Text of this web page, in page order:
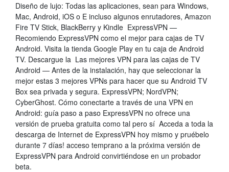
Diseño de lujo: Todas las aplicaciones, sean para Windows,
Mac, Android, iOS o E incluso algunos enrutadores, Amazon
Fire TV Stick, BlackBerry y Kindle ExpressVPN —
Recomiendo ExpressVPN como el mejor para cajas de TV
Android. Visita la tienda Google Play en tu caja de Android
TV. Descargue la Las mejores VPN para las cajas de TV
Android — Antes de la instalación, hay que seleccionar la
mejor estas 3 mejores VPNs para hacer que su Android TV
Box sea privada y segura. ExpressVPN; NordVPN;
CyberGhost. Cómo conectarte a través de una VPN en
Android: guía paso a paso ExpressVPN no ofrece una
versión de prueba gratuita como tal pero sí Acceda a toda la
descarga de Internet de ExpressVPN hoy mismo y pruébelo
durante 7 días! acceso temprano a la próxima versión de
ExpressVPN para Android convirtiéndose en un probador
beta.